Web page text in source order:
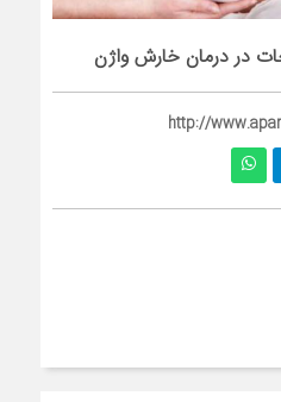
در درمان خارش واژن
http://